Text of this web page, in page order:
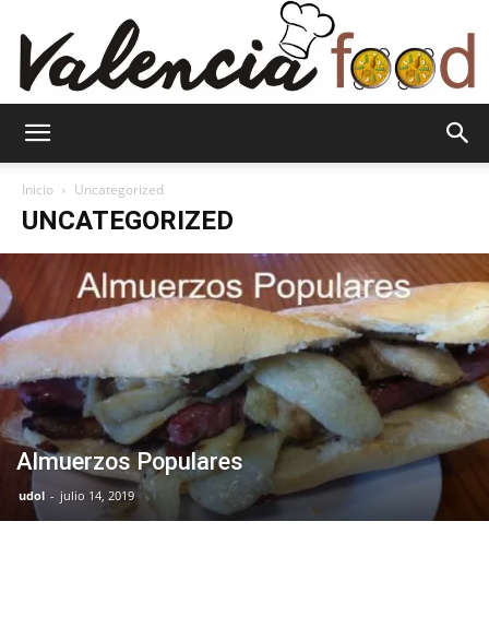
Inicio Uncategorized
UNCATEGORIZED
Almuerzos Populares
udol - julio 14, 2019